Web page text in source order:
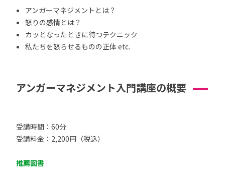
アンガーマネジメントとは？
怒りの感情とは？
カッとなったときに待つテクニック
私たちを怒らせるものの正体 etc.
アンガーマネジメント入門講座の概要
受講時間：60分
受講料金：2,200円（税込）
推薦図書